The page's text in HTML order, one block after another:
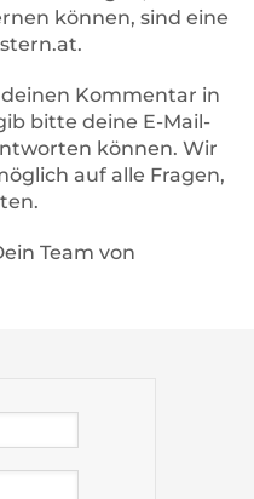
können, sind eine
Kommentar in
bitte deine E-Mail-
können. Wir
auf alle Fragen,
Team von